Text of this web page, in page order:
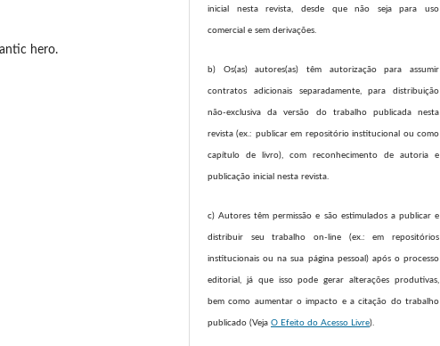
hero.
inicial nesta revista, desde que não seja para uso
comercial e sem derivações.
b) Os(as) autores(as) têm autorização para assumir
contratos adicionais separadamente, para distribuição
não-exclusiva da versão do trabalho publicada nesta
revista (ex.: publicar em repositório institucional ou como
capítulo de livro), com reconhecimento de autoria e
publicação inicial nesta revista.
c) Autores têm permissão e são estimulados a publicar e
distribuir seu trabalho on-line (ex.: em repositórios
institucionais ou na sua página pessoal) após o processo
editorial, já que isso pode gerar alterações produtivas,
bem como aumentar o impacto e a citação do trabalho
publicado (VejaO Efeito do Acesso Livre).